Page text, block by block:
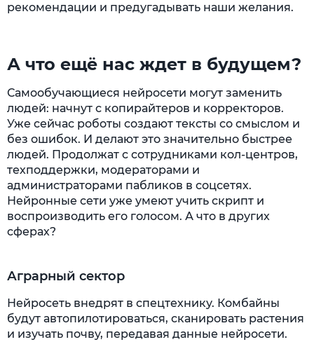
рекомендации и предугадывать наши желания.
А что ещё нас ждет в будущем?
Самообучающиеся нейросети могут заменить
людей: начнут с копирайтеров и корректоров.
Уже сейчас роботы создают тексты со смыслом и
без ошибок. И делают это значительно быстрее
людей. Продолжат с сотрудниками кол-центров,
техподдержки, модераторами и
администраторами пабликов в соцсетях.
Нейронные сети уже умеют учить скрипт и
воспроизводить его голосом. А что в других
сферах?
Аграрный сектор
Нейросеть внедрят в спецтехнику. Комбайны
будут автопилотироваться, сканировать растения
и изучать почву, передавая данные нейросети.